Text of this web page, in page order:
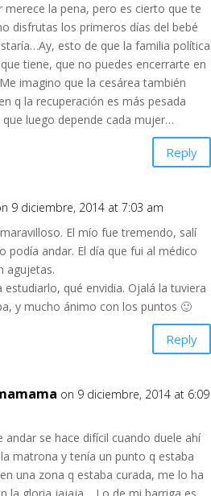
merece la pena, pero es cierto que te
disfrutas los primeros días del bebé
esto de que la familia política
tiene, que no puedes encerrarte en
imagino que la cesárea también
q la recuperación es más pesada
luego depende cada mujer…
Reply
9 diciembre, 2014 at 7:03 am
El mío fue tremendo, salí
podía andar. El día que fui al médico
agujetas.
qué envidia. Ojalá la tuviera
y mucho ánimo con los puntos 🙂
Reply
on 9 diciembre, 2014 at 6:09
andar se hace difícil cuando duele ahí
matrona y tenía un punto q estaba
una zona q estaba curada, me lo ha